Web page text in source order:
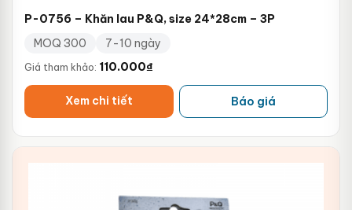
P-0756 – Khăn lau P&Q, size 24*28cm – 3P
MOQ 300
7-10 ngày
Giá tham khảo: 110.000₫
Xem chi tiết Báo giá